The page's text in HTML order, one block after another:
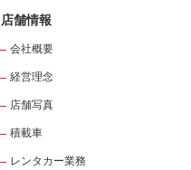
店舗情報
会社概要
経営理念
店舗写真
積載車
レンタカー業務